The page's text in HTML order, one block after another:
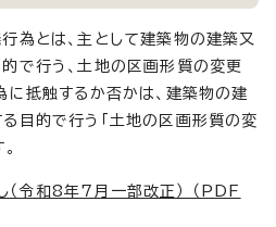
為とは、主として建築物の建築又
で行う、土地の区画形質の変更
に抵触するか否かは、建築物の建
目的で行う「土地の区画形質の変
（令和8年7月一部改正） （PDF